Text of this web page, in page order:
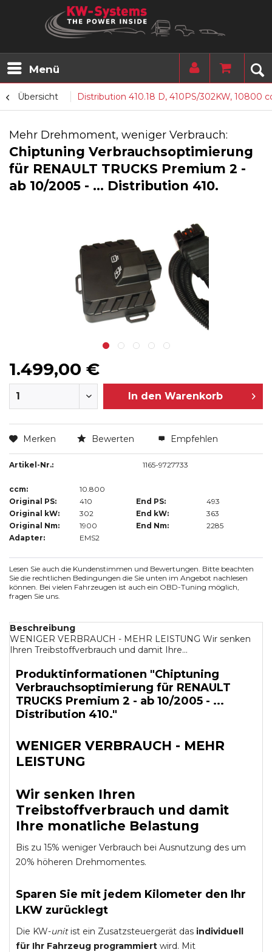
Menü
Übersicht Distribution 410.18 D, 410PS/302KW, 10800
Mehr Drehmoment, weniger Verbrauch:
Chiptuning Verbrauchsoptimierung
für RENAULT TRUCKS Premium 2 -
ab 10/2005 - ... Distribution 410.
1.499,00 €
In den Warenkorb
Merken Bewerten Empfehlen
Artikel-Nr.: 1165-9727733
ccm:
10.800
Original PS:
410 End PS:
493
Original kW:
302 End kW:
363
Original Nm:
1900 End Nm:
2285
Adapter:
EMS2
Lesen Sie auch die Kundenstimmen und Bewertungen. Bitte beachten
Sie die rechtlichen Bedingungen die Sie unten im Angebot nachlesen
können. Bei vielen Fahrzeugen ist auch ein OBD-Tuning möglich,
fragen Sie uns.
Beschreibung
WENIGER VERBRAUCH - MEHR LEISTUNG Wir senken
Ihren Treibstoffverbrauch und damit Ihre...
Produktinformationen "Chiptuning
Verbrauchsoptimierung für RENAULT
TRUCKS Premium 2 - ab 10/2005 - ...
Distribution 410."
WENIGER VERBRAUCH - MEHR
LEISTUNG
Wir senken Ihren
Treibstoffverbrauch und damit
Ihre monatliche Belastung
Bis zu 15% weniger Verbrauch bei Ausnutzung des um
20% höheren Drehmomentes.
Sparen Sie mit jedem Kilometer den Ihr
LKW zurücklegt
Die KW-unitist ein Zusatzsteuergerät das individuell
für Ihr Fahrzeug programmiert wird. Mit